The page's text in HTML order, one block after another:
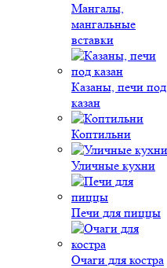
Мангалы,
мангальные
вставки
Казаны, печи под
казан
Коптильни
Уличные кухни
Печи для пиццы
Очаги для костра